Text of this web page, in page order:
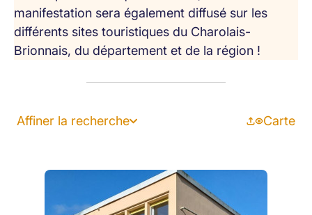
manifestation sera également diffusé sur les
différents sites touristiques du Charolais-
Brionnais, du département et de la région !
Affiner la recherche Carte